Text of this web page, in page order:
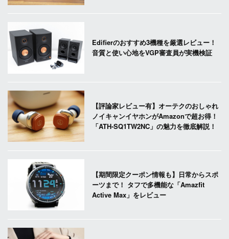
Edifierのおすすめ3機種を厳選レビュー！
音質と使い心地をVGP審査員が実機検証
【評論家レビュー有】オーテクのおしゃれ
ノイキャンイヤホンがAmazonで超お得！
「ATH-SQ1TW2NC」の魅力を徹底解説！
【期間限定クーポン情報も】日常からスポ
ーツまで！ タフで多機能な「Amazfit
Active Max」をレビュー